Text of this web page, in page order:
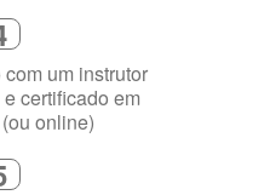
um instrutor
certificado em
online)
no idioma